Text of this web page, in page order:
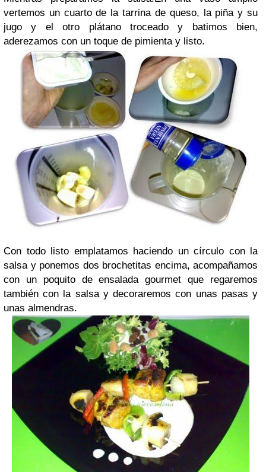
vertemos un cuarto de la tarrina de queso, la piña y su
jugo y el otro plátano troceado y batimos bien,
aderezamos con un toque de pimienta y listo.
Con todo listo emplatamos haciendo un círculo con la
salsa y ponemos dos brochetitas encima, acompañamos
con un poquito de ensalada gourmet que regaremos
también con la salsa y decoraremos con unas pasas y
unas almendras.